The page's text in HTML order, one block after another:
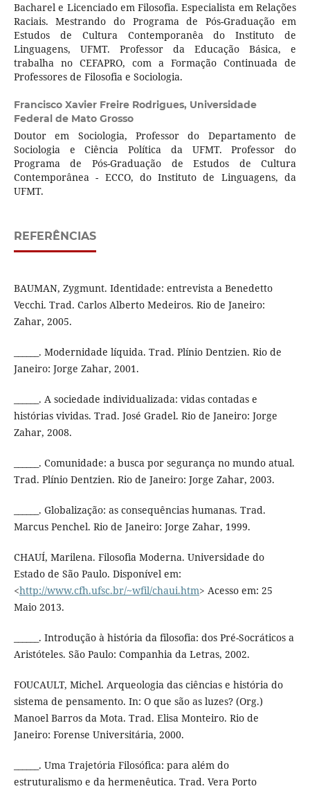
Bacharel e Licenciado em Filosofia. Especialista em Relações
Raciais. Mestrando do Programa de Pós-Graduação em
Estudos de Cultura Contemporanêa do Instituto de
Linguagens, UFMT. Professor da Educação Básica, e
trabalha no CEFAPRO, com a Formação Continuada de
Professores de Filosofia e Sociologia.
Francisco Xavier Freire Rodrigues, Universidade
Federal de Mato Grosso
Doutor em Sociologia, Professor do Departamento de
Sociologia e Ciência Política da UFMT. Professor do
Programa de Pós-Graduação de Estudos de Cultura
Contemporânea - ECCO, do Instituto de Linguagens, da
UFMT.
REFERÊNCIAS
BAUMAN, Zygmunt. Identidade: entrevista a Benedetto
Vecchi. Trad. Carlos Alberto Medeiros. Rio de Janeiro:
Zahar, 2005.
______. Modernidade líquida. Trad. Plínio Dentzien. Rio de
Janeiro: Jorge Zahar, 2001.
______. A sociedade individualizada: vidas contadas e
histórias vividas. Trad. José Gradel. Rio de Janeiro: Jorge
Zahar, 2008.
______. Comunidade: a busca por segurança no mundo atual.
Trad. Plínio Dentzien. Rio de Janeiro: Jorge Zahar, 2003.
______. Globalização: as consequências humanas. Trad.
Marcus Penchel. Rio de Janeiro: Jorge Zahar, 1999.
CHAUÍ, Marilena. Filosofia Moderna. Universidade do
Estado de São Paulo. Disponível em:
<http://www.cfh.ufsc.br/~wfil/chaui.htm> Acesso em: 25
Maio 2013.
______. Introdução à história da filosofia: dos Pré-Socráticos a
Aristóteles. São Paulo: Companhia da Letras, 2002.
FOUCAULT, Michel. Arqueologia das ciências e história do
sistema de pensamento. In: O que são as luzes? (Org.)
Manoel Barros da Mota. Trad. Elisa Monteiro. Rio de
Janeiro: Forense Universitária, 2000.
______. Uma Trajetória Filosófica: para além do
estruturalismo e da hermenêutica. Trad. Vera Porto